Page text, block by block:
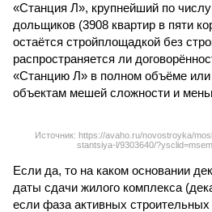
«Станция Л», крупнейший по
дольщиков (3908 квартир в пяти
остаётся стройплощадкой без
распространяется ли
«Станцию Л» в полном объёме или
объектам мешей сложности и
Источник: https://avaho.ru/novostroyka/
stantsiya-l/9303640/
Если да, то на каком основании
даты сдачи жилого комплекса
если фаза активных строительных